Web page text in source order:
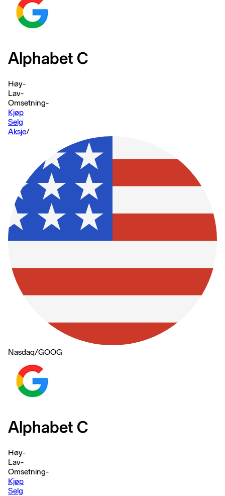
Alphabet C
Høy-
Lav-
Omsetning-
Kjøp
Selg
Aksje/
Nasdaq/GOOG
Alphabet C
Høy-
Lav-
Omsetning-
Kjøp
Selg